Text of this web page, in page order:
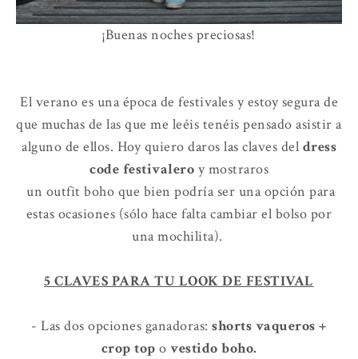
¡Buenas noches preciosas!
El verano es una época de festivales y estoy segura de
que muchas de las que me leéis tenéis pensado asistir a
alguno de ellos. Hoy quiero daros las claves del dress
code festivalero y mostraros
un outfit boho que bien podría ser una opción para
estas ocasiones (sólo hace falta cambiar el bolso por
una mochilita).
5 CLAVES PARA TU LOOK DE FESTIVAL
- Las dos opciones ganadoras:shorts vaqueros +
crop top o vestido boho.